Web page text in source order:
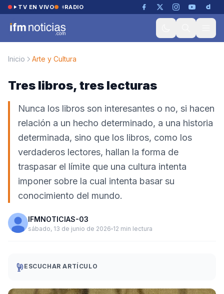
Saltar al contenido
TV EN VIVO RADIO
Inicio Arte y Cultura
Tres libros, tres lecturas
Nunca los libros son interesantes o no, si hacen
relación a un hecho determinado, a una historia
determinada, sino que los libros, como los
verdaderos lectores, hallan la forma de
traspasar el límite que una cultura intenta
imponer sobre la cual intenta basar su
conocimiento del mundo.
IFMNOTICIAS-03
sábado, 13 de junio de 2026 12 min lectura
ESCUCHAR ARTÍCULO